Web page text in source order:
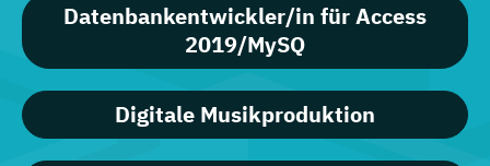
Datenbankentwickler/in für Access
2019/MySQ
Digitale Musikproduktion